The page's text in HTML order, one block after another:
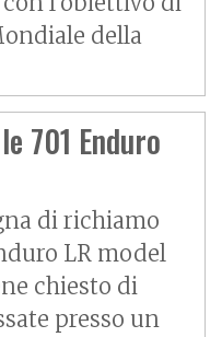
della
701 Enduro
di richiamo
LR model
chiesto di
presso un